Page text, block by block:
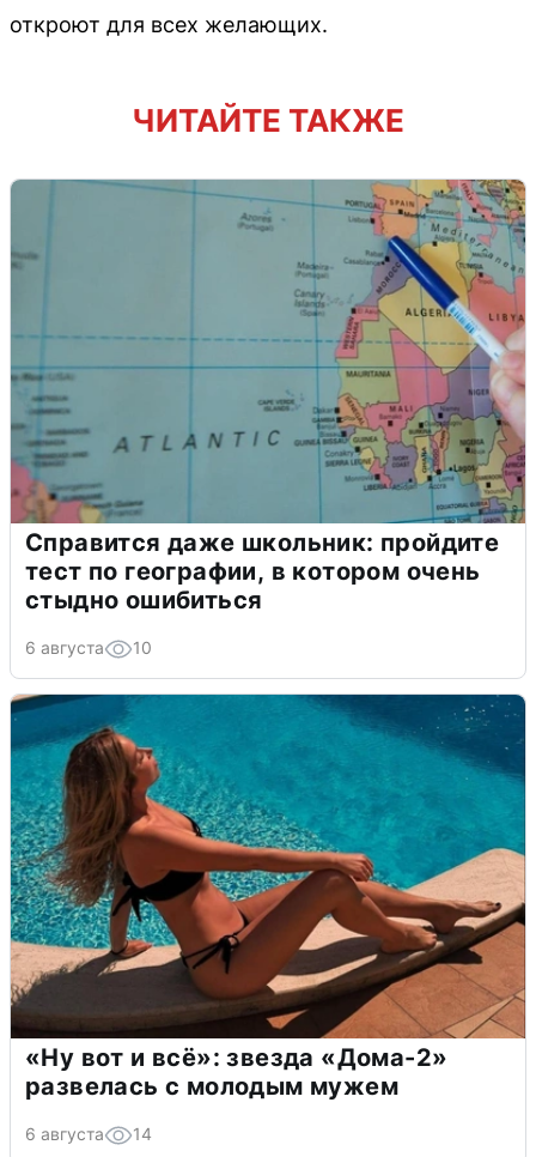
откроют для всех желающих.
ЧИТАЙТЕ ТАКЖЕ
Справится даже школьник: пройдите
тест по географии, в котором очень
стыдно ошибиться
6 августа 10
«Ну вот и всё»: звезда «Дома-2»
развелась с молодым мужем
6 августа 14